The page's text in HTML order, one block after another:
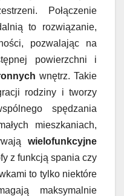
Połączenie
to rozwiązanie,
pozwalając na
powierzchni i
wnętrz. Takie
rodziny i tworzy
spędzania
mieszkaniach,
wielofunkcyjne
z funkcją spania czy
to tylko niektóre
maksymalnie